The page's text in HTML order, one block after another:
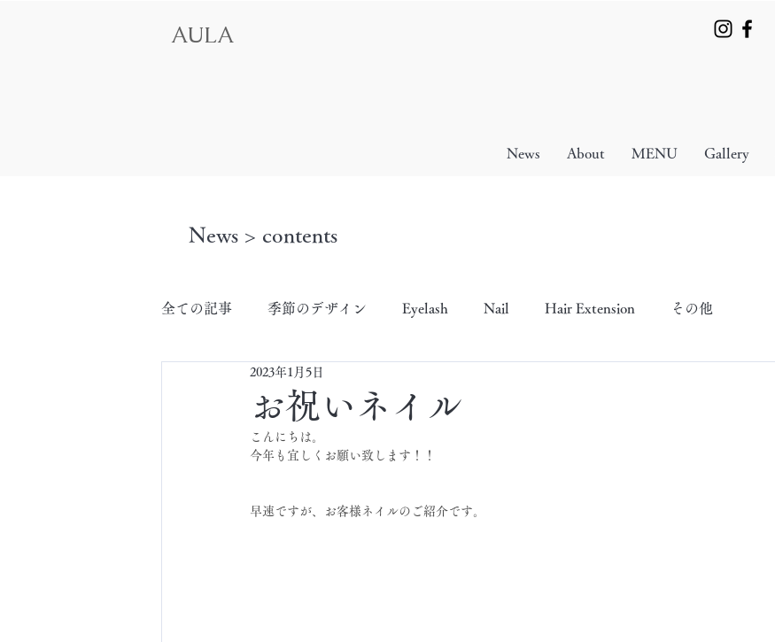
AULA
News About MENU Gallery
News > contents
全ての記事 季節のデザイン Eyelash Nail Hair Extension その他
お祝いネイル
2023年1月5日
こんにちは。
今年も宜しくお願い致します！！
早速ですが、お客様ネイルのご紹介です。